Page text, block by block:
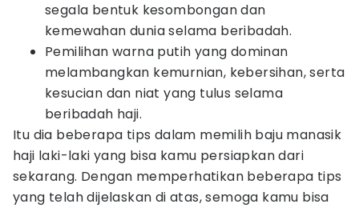
segala bentuk kesombongan dan
kemewahan dunia selama beribadah.
Pemilihan warna putih yang dominan
melambangkan kemurnian, kebersihan, serta
kesucian dan niat yang tulus selama
beribadah haji.
Itu dia beberapa tips dalam memilih baju manasik
haji laki-laki yang bisa kamu persiapkan dari
sekarang. Dengan memperhatikan beberapa tips
yang telah dijelaskan di atas, semoga kamu bisa